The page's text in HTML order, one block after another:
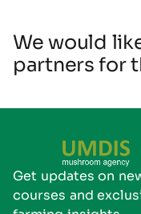
We would
partners for
Get updates on
courses and